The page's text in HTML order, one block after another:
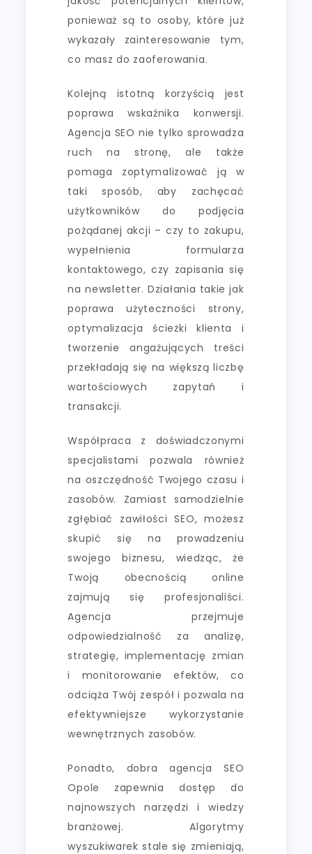
ponieważ są to osoby, które już
wykazały zainteresowanie tym,
co masz do zaoferowania.
Kolejną istotną korzyścią jest
poprawa wskaźnika konwersji.
Agencja SEO nie tylko sprowadza
ruch na stronę, ale także
pomaga zoptymalizować ją w
taki sposób, aby zachęcać
użytkowników do podjęcia
pożądanej akcji – czy to zakupu,
wypełnienia formularza
kontaktowego, czy zapisania się
na newsletter. Działania takie jak
poprawa użyteczności strony,
optymalizacja ścieżki klienta i
tworzenie angażujących treści
przekładają się na większą liczbę
wartościowych zapytań i
transakcji.
Współpraca z doświadczonymi
specjalistami pozwala również
na oszczędność Twojego czasu i
zasobów. Zamiast samodzielnie
zgłębiać zawiłości SEO, możesz
skupić się na prowadzeniu
swojego biznesu, wiedząc, że
Twoją obecnością online
zajmują się profesjonaliści.
Agencja przejmuje
odpowiedzialność za analizę,
strategię, implementację zmian
i monitorowanie efektów, co
odciąża Twój zespół i pozwala na
efektywniejsze wykorzystanie
wewnętrznych zasobów.
Ponadto, dobra agencja SEO
Opole zapewnia dostęp do
najnowszych narzędzi i wiedzy
branżowej. Algorytmy
wyszukiwarek stale się zmieniają,